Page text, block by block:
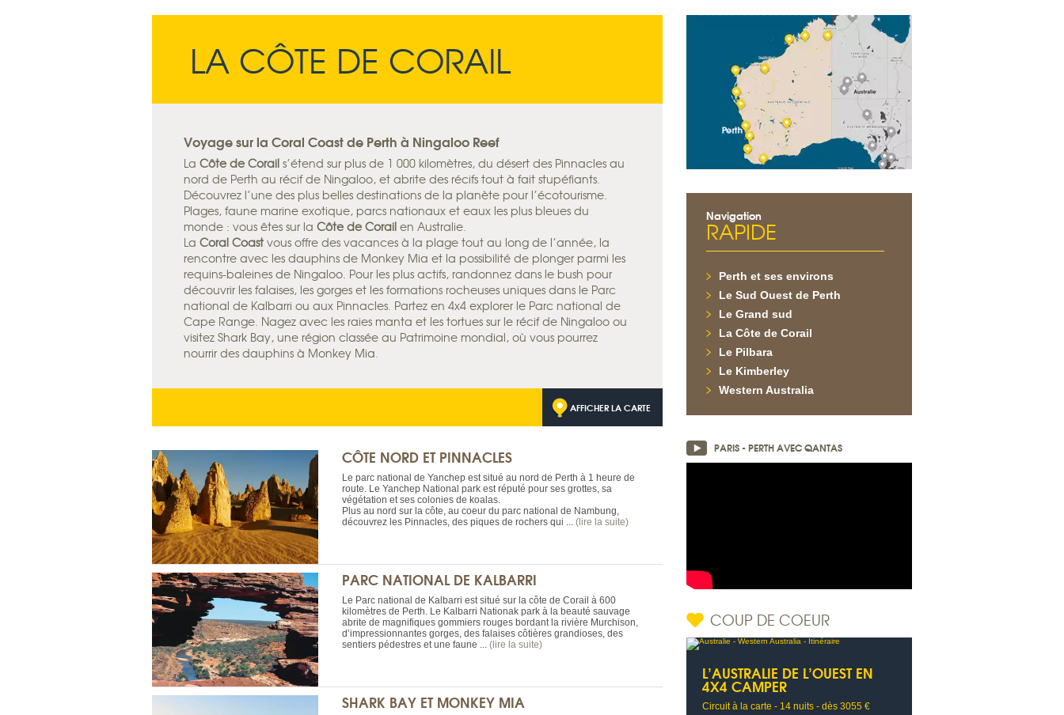
LA CÔTE DE CORAIL
Voyage sur la Coral Coast de Perth à Ningaloo Reef
La Côte de Corail s’étend sur plus de 1 000 kilomètres, du désert des Pinnacles au
nord de Perth au récif de Ningaloo, et abrite des récifs tout à fait stupéfiants.
Découvrez l’une des plus belles destinations de la planète pour l’écotourisme.
Plages, faune marine exotique, parcs nationaux et eaux les plus bleues du
monde : vous êtes sur la Côte de Corail en Australie.
La Coral Coast vous offre des vacances à la plage tout au long de l’année, la
rencontre avec les dauphins de Monkey Mia et la possibilité de plonger parmi les
requins-baleines de Ningaloo. Pour les plus actifs, randonnez dans le bush pour
découvrir les falaises, les gorges et les formations rocheuses uniques dans le Parc
national de Kalbarri ou aux Pinnacles. Partez en 4x4 explorer le Parc national de
Cape Range. Nagez avec les raies manta et les tortues sur le récif de Ningaloo ou
visitez Shark Bay, une région classée au Patrimoine mondial, où vous pourrez
nourrir des dauphins à Monkey Mia.
AFFICHER LA CARTE
CÔTE NORD ET PINNACLES
Le parc national de Yanchep est situé au nord de Perth à 1 heure de
route. Le Yanchep National park est réputé pour ses grottes, sa
végétation et ses colonies de koalas.
Plus au nord sur la côte, au coeur du parc national de Nambung,
découvrez les Pinnacles, des piques de rochers qui ... (lire la suite)
PARC NATIONAL DE KALBARRI
Le Parc national de Kalbarri est situé sur la côte de Corail à 600
kilomètres de Perth. Le Kalbarri Nationak park à la beauté sauvage
abrite de magnifiques gommiers rouges bordant la rivière Murchison,
d’impressionnantes gorges, des falaises côtières grandioses, des
sentiers pédestres et une faune ... (lire la suite)
SHARK BAY ET MONKEY MIA
Navigation
RAPIDE
Perth et ses environs
Le Sud Ouest de Perth
Le Grand sud
La Côte de Corail
Le Pilbara
Le Kimberley
Western Australia
PARIS - PERTH AVEC QANTAS
COUP DE COEUR
L’AUSTRALIE DE L’OUEST EN
4X4 CAMPER
Circuit à la carte - 14 nuits - dès 3055 €